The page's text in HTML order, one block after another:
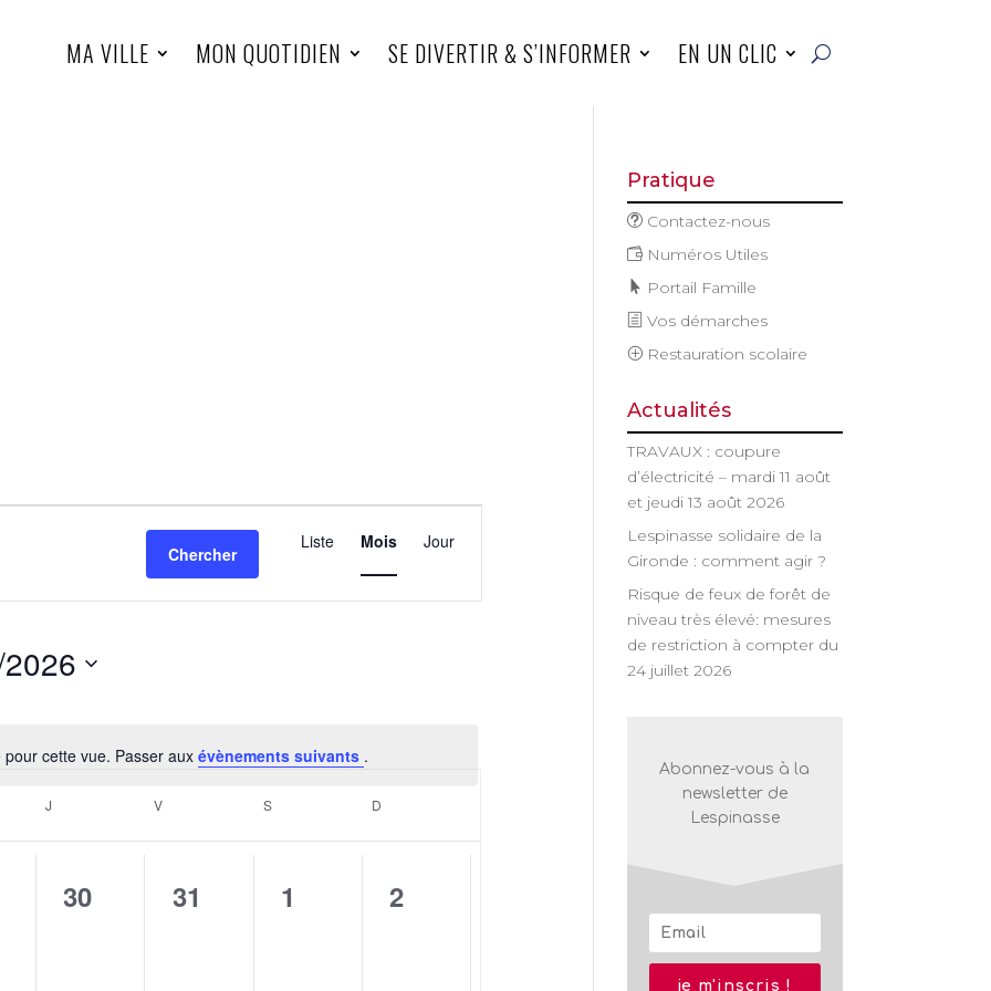
MA VILLE MON QUOTIDIEN SE DIVERTIR & S’INFORMER EN UN CLIC
Notice
cette vue. Passer aux évènements suivants .
Chercher
de
Liste Mois Jour
J V SSAMEDI D
0
30
0
31
0
1
0
2
Pratique
Contactez-nous
Numéros Utiles
Portail Famille
Vos démarches
Restauration scolaire
Actualités
TRAVAUX : coupure
d’électricité – mardi 11 août
et jeudi 13 août 2026
Lespinasse solidaire de la
Gironde : comment agir ?
Risque de feux de forêt de
niveau très élevé: mesures
de restriction à compter du
24 juillet 2026
Abonnez-vous à la
newsletter de
Lespinasse
je m'inscris !